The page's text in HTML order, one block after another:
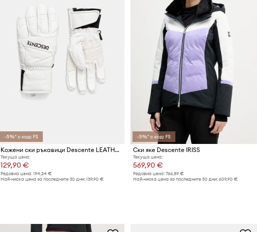
-5%* с код: FS
Кожени ски ръкавици Descente LEATHER GLOVE
Текуща цена:
129,90 €
Редовна цена: 194,24 €
Най-ниска цена за последните 30 дни: 139,90 €
-5%* с код: FS
Ски яке Descente IRISS
Текуща цена:
569,90 €
Редовна цена: 766,89 €
Най-ниска цена за последните 30 дни: 609,90 €